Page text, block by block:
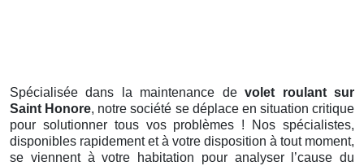
Spécialisée dans la maintenance devolet roulant sur
Saint Honore, notre société se déplace en situation critique
pour solutionner tous vos problèmes ! Nos spécialistes,
disponibles rapidement et à votre disposition à tout moment,
se viennent à votre habitation pour analyser l’cause du